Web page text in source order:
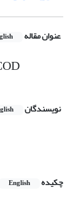
عنوان مقاله
نویسندگان
چکیده
English